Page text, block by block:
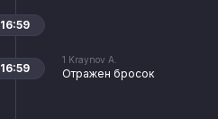
16:59
1 Kraynov A.
Отражен бросок
16:59